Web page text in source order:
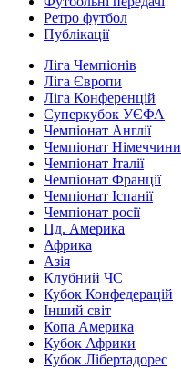
Ретро футбол
Публікації
Ліга Чемпіонів
Ліга Європи
Ліга Конференцій
Суперкубок УЄФА
Чемпіонат Англії
Чемпіонат Німеччини
Чемпіонат Італії
Чемпіонат Франції
Чемпіонат Іспанії
Чемпіонат росії
Пд. Америка
Африка
Азія
Клубний ЧС
Кубок Конфедерацій
Інший світ
Копа Америка
Кубок Африки
Кубок Лібертадорес